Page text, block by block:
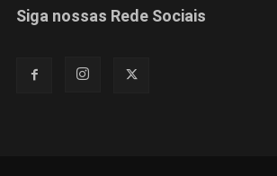
Siga nossas Rede Sociais